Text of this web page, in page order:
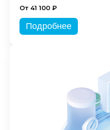
От 41 100 ₽
Подробнее